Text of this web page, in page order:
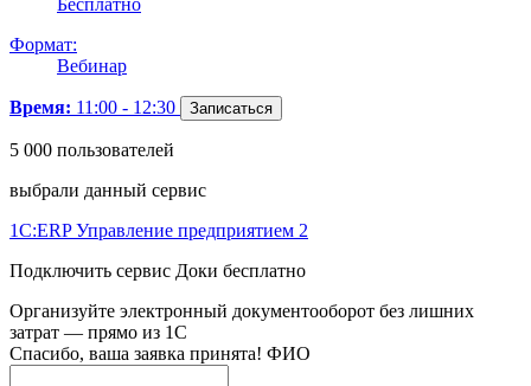
Бесплатно
Формат:
Вебинар
Время: 11:00 - 12:30 Записаться
5 000 пользователей
выбрали данный сервис
1С:ERP Управление предприятием 2
Подключить сервис Доки бесплатно
Организуйте электронный документооборот без лишних
затрат — прямо из 1С
Спасибо, ваша заявка принята! ФИО